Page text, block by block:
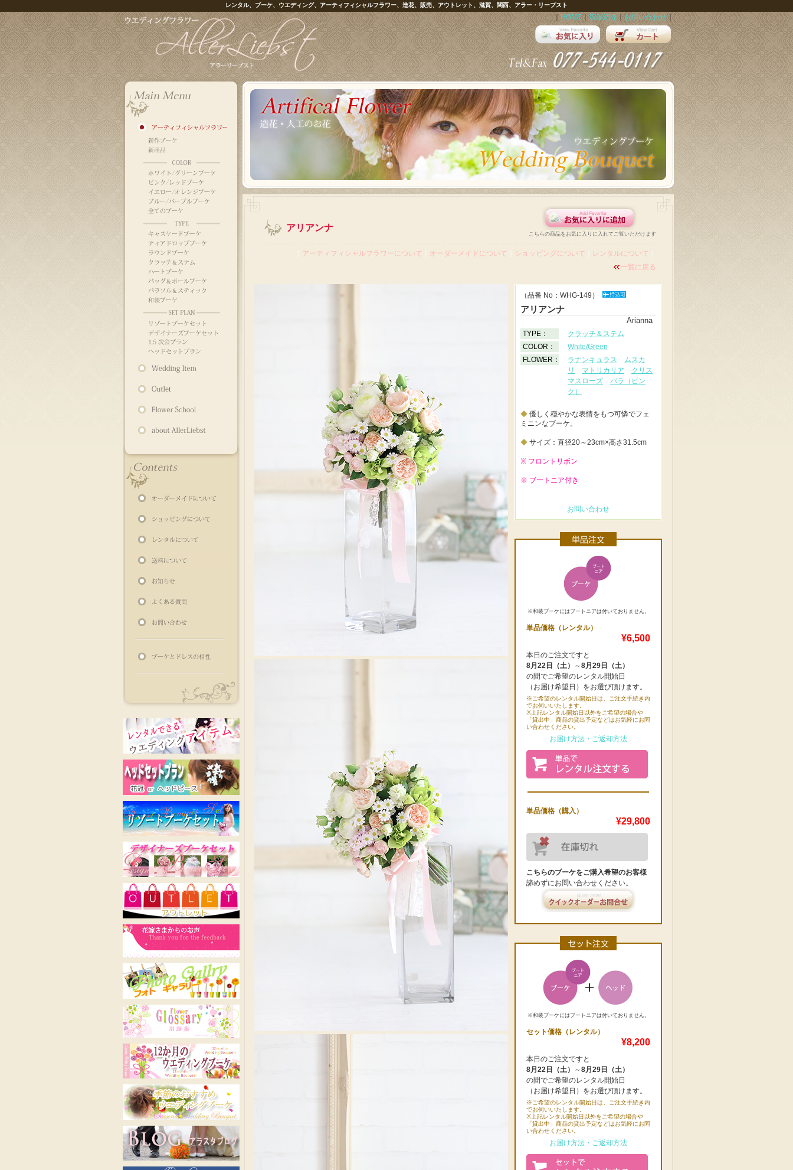
レンタル、ブーケ、ウエディング、アーティフィシャルフラワー、造花、販売、アウトレット、滋賀、関西、アラー・リープスト
｜ HOME｜ 店舗紹介 ｜お問い合わせ｜
こちらの商品をお気に入りに入れてご覧いただけます
アリアンナ
アーティフィシャルフラワーについて オーダーメイドについて ショッピングについて レンタルについて
一覧に戻る
（品番 No：WHG-149）
アリアンナ
Arianna
TYPE：
クラッチ＆ステム
COLOR：
White/Green
FLOWER：
ラナンキュラス
ムスカ
リ
マトリカリア
クリス
マスローズ
バラ（ピン
ク）
◆ 優しく穏やかな表情をもつ可憐でフェ
ミニンなブーケ。
◆ サイズ：直径20～23cm×高さ31.5cm
※ フロントリボン
※ ブートニア付き
お問い合わせ
※和装ブーケにはブートニアは付いておりません。
単品価格（レンタル）
¥6,500
本日のご注文ですと
8月22日（土）
～8月29日（土）
の間でご希望のレンタル開始日
（お届け希望日）をお選び頂けます。
※ご希望のレンタル開始日は、ご注文手続き内
でお伺いいたします。
※上記レンタル開始日以外をご希望の場合や
「貸出中」商品の貸出予定などはお気軽にお問
い合わせください。
お届け方法・ご返却方法
単品価格（購入）
¥29,800
こちらのブーケをご購入希望のお客様
諦めずにお問い合わせください。
※和装ブーケにはブートニアは付いておりません。
セット価格（レンタル）
¥8,200
本日のご注文ですと
8月22日（土）
～8月29日（土）
の間でご希望のレンタル開始日
（お届け希望日）をお選び頂けます。
※ご希望のレンタル開始日は、ご注文手続き内
でお伺いいたします。
※上記レンタル開始日以外をご希望の場合や
「貸出中」商品の貸出予定などはお気軽にお問
い合わせください。
お届け方法・ご返却方法